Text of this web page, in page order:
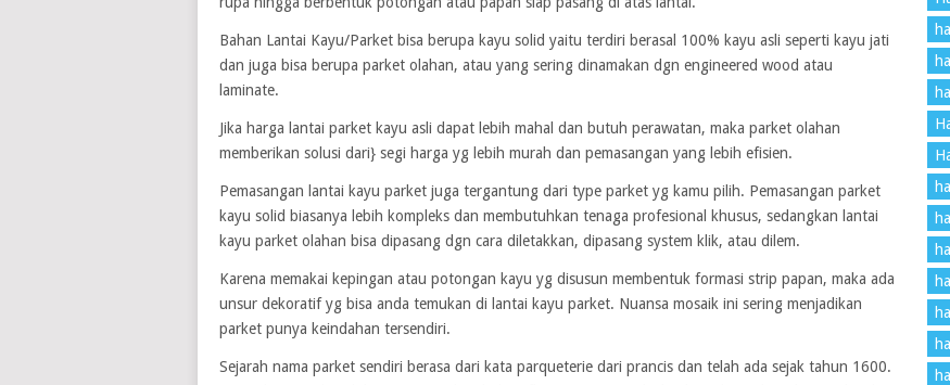
Bahan Lantai Kayu/Parket bisa berupa kayu solid yaitu terdiri berasal 100% kayu asli seperti kayu jati
dan juga bisa berupa parket olahan, atau yang sering dinamakan dgn engineered wood atau
laminate.
Jika harga lantai parket kayu asli dapat lebih mahal dan butuh perawatan, maka parket olahan
memberikan solusi dari} segi harga yg lebih murah dan pemasangan yang lebih efisien.
Pemasangan lantai kayu parket juga tergantung dari type parket yg kamu pilih. Pemasangan parket
kayu solid biasanya lebih kompleks dan membutuhkan tenaga profesional khusus, sedangkan lantai
kayu parket olahan bisa dipasang dgn cara diletakkan, dipasang system klik, atau dilem.
Karena memakai kepingan atau potongan kayu yg disusun membentuk formasi strip papan, maka ada
unsur dekoratif yg bisa anda temukan di lantai kayu parket. Nuansa mosaik ini sering menjadikan
parket punya keindahan tersendiri.
Sejarah nama parket sendiri berasa dari kata parqueterie dari prancis dan telah ada sejak tahun 1600.